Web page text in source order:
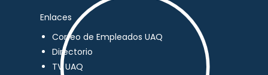
Enlaces
Correo de Empleados UAQ
Directorio
TV UAQ